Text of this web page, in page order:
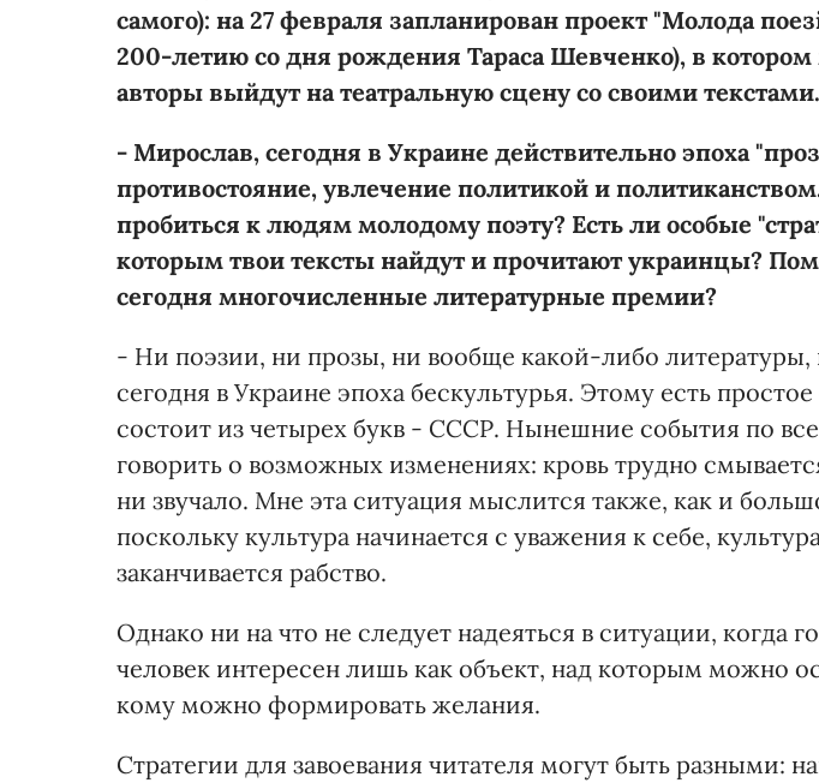
самого): на 27 февраля запланирован проект "Молода
200-летию со дня рождения Тараса Шевченко), в
авторы выйдут на театральную сцену со своими текстами.
- Мирослав, сегодня в Украине действительно эпоха
противостояние, увлечение политикой и
пробиться к людям молодому поэту? Есть ли особые
которым твои тексты найдут и прочитают украинцы?
сегодня многочисленные литературные премии?
- Ни поэзии, ни прозы, ни вообще какой-либо
сегодня в Украине эпоха бескультурья. Этому есть
состоит из четырех букв - СССР. Нынешние события по
говорить о возможных изменениях: кровь трудно
ни звучало. Мне эта ситуация мыслится также, как и
поскольку культура начинается с уважения к себе,
заканчивается рабство.
Однако ни на что не следует надеяться в ситуации, когда
человек интересен лишь как объект, над которым можно
кому можно формировать желания.
Стратегии для завоевания читателя могут быть разными: